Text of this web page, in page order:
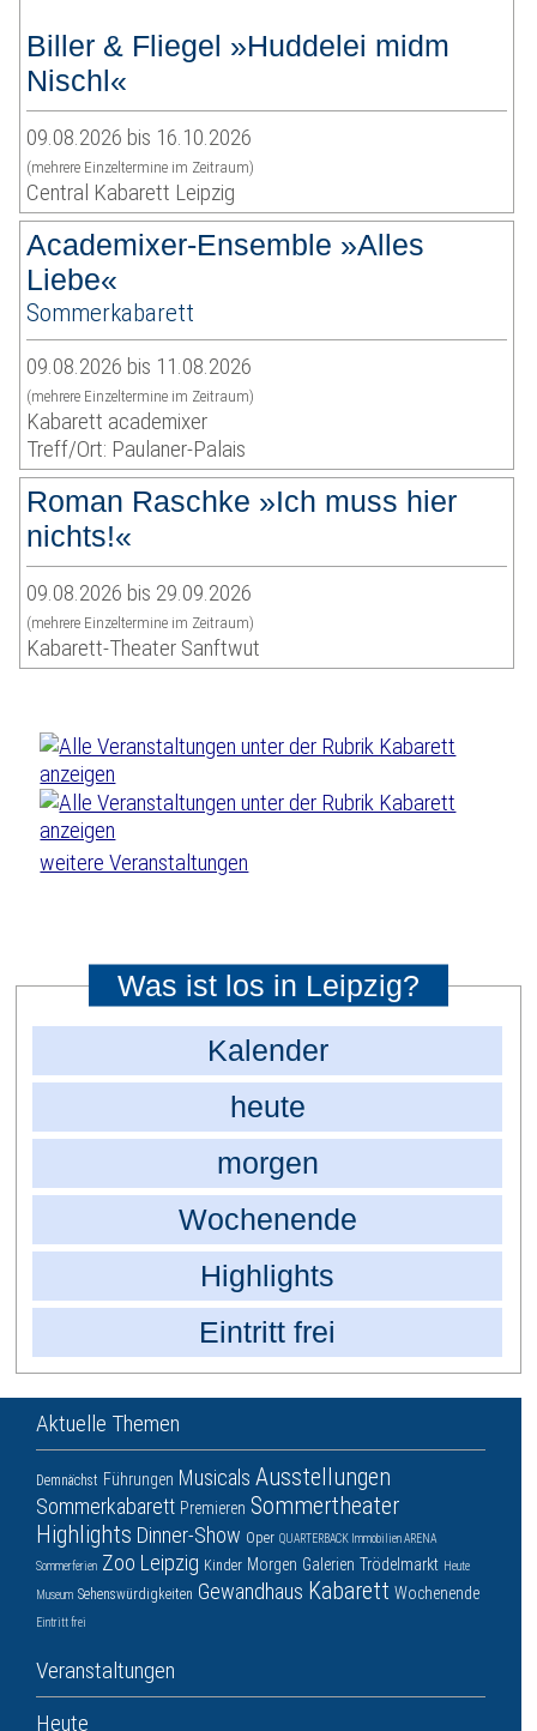
Biller & Fliegel »Huddelei midm
Nischl«
09.08.2026 bis 16.10.2026
(mehrere Einzeltermine im Zeitraum)
Central Kabarett Leipzig
Academixer-Ensemble »Alles
Liebe«
Sommerkabarett
09.08.2026 bis 11.08.2026
(mehrere Einzeltermine im Zeitraum)
Kabarett academixer
Treff/Ort: Paulaner-Palais
Roman Raschke »Ich muss hier
nichts!«
09.08.2026 bis 29.09.2026
(mehrere Einzeltermine im Zeitraum)
Kabarett-Theater Sanftwut
weitere Veranstaltungen
Was ist los in Leipzig?
Kalender
heute
morgen
Wochenende
Highlights
Eintritt frei
Aktuelle Themen
Demnächst Führungen Musicals Ausstellungen
Sommerkabarett Premieren Sommertheater
Highlights Dinner-Show Oper QUARTERBACK Immobilien ARENA
Sommerferien Zoo Leipzig Kinder Morgen Galerien Trödelmarkt Heute
Museum Sehenswürdigkeiten Gewandhaus Kabarett Wochenende
Eintritt frei
Veranstaltungen
Heute